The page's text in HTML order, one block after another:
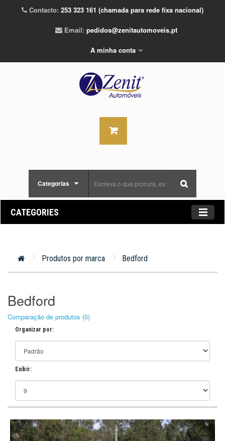
Contacto: 253 323 161 (chamada para rede fixa nacional)
Email: pedidos@zenitautomoveis.pt
A minha conta
Categorias
CATEGORIES
Produtos por marca Bedford
Bedford
Comparação de produtos (0)
Organizar por:
Exibir: